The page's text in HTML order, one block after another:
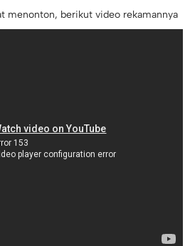
menonton, berikut video rekamannya